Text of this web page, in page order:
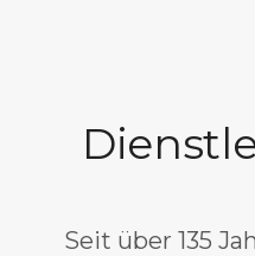
Seit über 135